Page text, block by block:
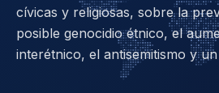
cívicas y religiosas, sobre la
posible genocidio étnico, el
interétnico, el antisemitismo y